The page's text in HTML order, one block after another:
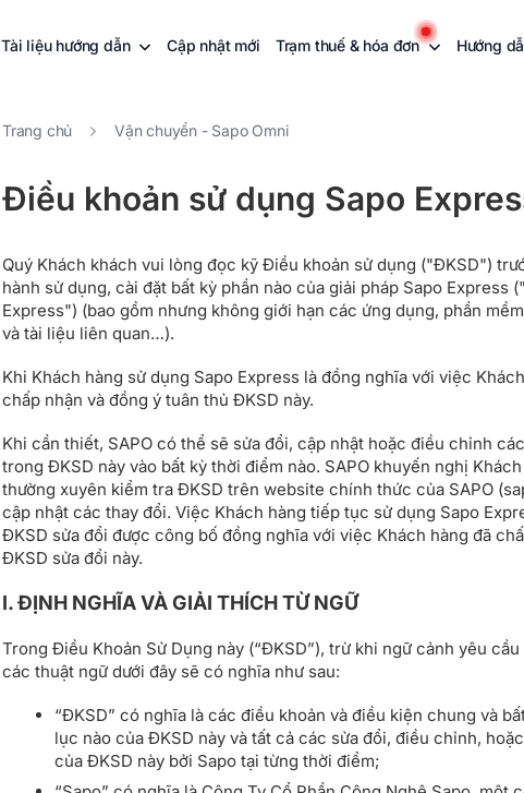
Tài liệu hướng dẫn Cập nhật mới Trạm thuế & hóa đơn Hướng
Trang chủ Vận chuyển - Sapo Omni
Điều khoản sử dụng Sapo
Quý Khách khách vui lòng đọc kỹ Điều khoản sử dụng ("ĐKSD")
hành sử dụng, cài đặt bất kỳ phần nào của giải pháp Sapo Express
Express") (bao gồm nhưng không giới hạn các ứng dụng, phần
và tài liệu liên quan…).
Khi Khách hàng sử dụng Sapo Express là đồng nghĩa với việc
chấp nhận và đồng ý tuân thủ ĐKSD này.
Khi cần thiết, SAPO có thể sẽ sửa đổi, cập nhật hoặc điều chỉnh
trong ĐKSD này vào bất kỳ thời điểm nào. SAPO khuyến nghị
thường xuyên kiểm tra ĐKSD trên website chính thức của SAPO
cập nhật các thay đổi. Việc Khách hàng tiếp tục sử dụng Sapo
ĐKSD sửa đổi được công bố đồng nghĩa với việc Khách hàng đã
ĐKSD sửa đổi này.
I. ĐỊNH NGHĨA VÀ GIẢI THÍCH TỪ NGỮ
Trong Điều Khoản Sử Dụng này (“ĐKSD”), trừ khi ngữ cảnh yêu cầu
các thuật ngữ dưới đây sẽ có nghĩa như sau:
“ĐKSD” có nghĩa là các điều khoản và điều kiện chung và
lục nào của ĐKSD này và tất cả các sửa đổi, điều chỉnh,
của ĐKSD này bởi Sapo tại từng thời điểm;